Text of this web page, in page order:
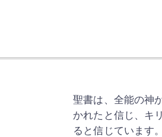
聖書は、全能の神
かれたと信じ、キ
ると信じています。